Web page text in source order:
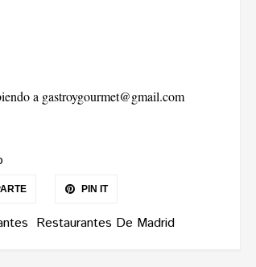
a gastroygourmet@gmail.com
PIN IT
Restaurantes De Madrid